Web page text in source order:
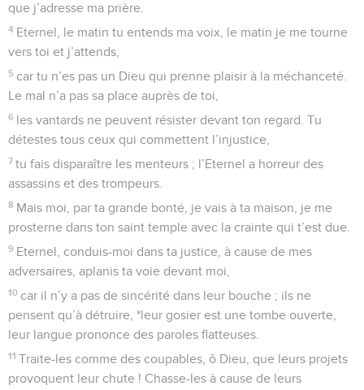
que j’adresse ma prière.
4 Eternel, le matin tu entends ma voix, le matin je me tourne
vers toi et j’attends,
5 car tu n’es pas un Dieu qui prenne plaisir à la méchanceté.
Le mal n’a pas sa place auprès de toi,
6 les vantards ne peuvent résister devant ton regard. Tu
détestes tous ceux qui commettent l’injustice,
7 tu fais disparaître les menteurs ; l’Eternel a horreur des
assassins et des trompeurs.
8 Mais moi, par ta grande bonté, je vais à ta maison, je me
prosterne dans ton saint temple avec la crainte qui t’est due.
9 Eternel, conduis-moi dans ta justice, à cause de mes
adversaires, aplanis ta voie devant moi,
10 car il n’y a pas de sincérité dans leur bouche ; ils ne
pensent qu’à détruire, *leur gosier est une tombe ouverte,
leur langue prononce des paroles flatteuses.
11 Traite-les comme des coupables, ô Dieu, que leurs projets
provoquent leur chute ! Chasse-les à cause de leurs